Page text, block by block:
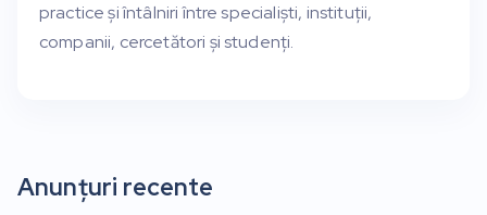
practice și întâlniri între specialiști, instituții,
companii, cercetători și studenți.
Anunțuri recente